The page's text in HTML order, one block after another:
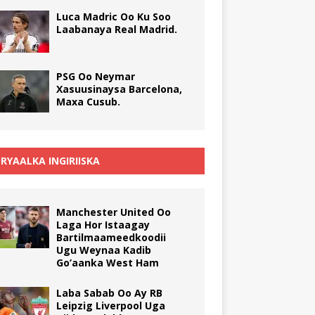
Luca Madric Oo Ku Soo
Laabanaya Real Madrid.
PSG Oo Neymar
Xasuusinaysa Barcelona,
Maxa Cusub.
INGIRIISKA
Manchester United Oo
Laga Hor Istaagay
Bartilmaameedkoodii
Ugu Weynaa Kadib
Go’aanka West Ham
Laba Sabab Oo Ay RB
Leipzig Liverpool Uga